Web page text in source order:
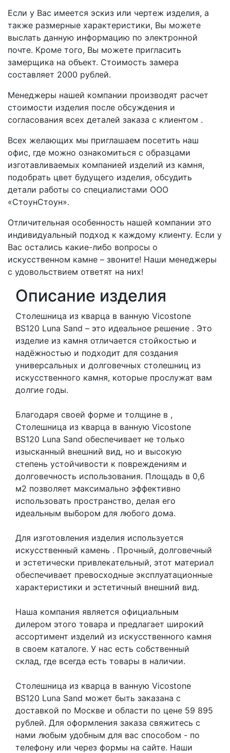
Если у Вас имеется эскиз или чертеж изделия, а
также размерные характеристики, Вы можете
выслать данную информацию по электронной
почте. Кроме того, Вы можете пригласить
замерщика на объект. Стоимость замера
составляет 2000 рублей.
Менеджеры нашей компании производят расчет
стоимости изделия после обсуждения и
согласования всех деталей заказа с клиентом .
Всех желающих мы приглашаем посетить наш
офис, где можно ознакомиться с образцами
изготавливаемых компанией изделий из камня,
подобрать цвет будущего изделия, обсудить
детали работы со специалистами ООО
«СтоунСтоун».
Отличительная особенность нашей компании это
индивидуальный подход к каждому клиенту. Если у
Вас остались какие-либо вопросы о
искусственном камне – звоните! Наши менеджеры
с удовольствием ответят на них!
Описание изделия
Столешница из кварца в ванную Vicostone
BS120 Luna Sand – это идеальное решение . Это
изделие из камня отличается стойкостью и
надёжностью и подходит для создания
универсальных и долговечных столешниц из
искусственного камня, которые прослужат вам
долгие годы.
Благодаря своей форме и толщине в ,
Столешница из кварца в ванную Vicostone
BS120 Luna Sand обеспечивает не только
изысканный внешний вид, но и высокую
степень устойчивости к повреждениям и
долговечность использования. Площадь в 0,6
м2 позволяет максимально эффективно
использовать пространство, делая его
идеальным выбором для любого дома.
Для изготовления изделия используется
искусственный камень . Прочный, долговечный
и эстетически привлекательный, этот материал
обеспечивает превосходные эксплуатационные
характеристики и эстетичный внешний вид.
Наша компания является официальным
дилером этого товара и предлагает широкий
ассортимент изделий из искусственного камня
в своем каталоге. У нас есть собственный
склад, где всегда есть товары в наличии.
Столешница из кварца в ванную Vicostone
BS120 Luna Sand может быть заказана с
доставкой по Москве и области по цене 59 895
рублей. Для оформления заказа свяжитесь с
нами любым удобным для вас способом - по
телефону или через формы на сайте. Наши